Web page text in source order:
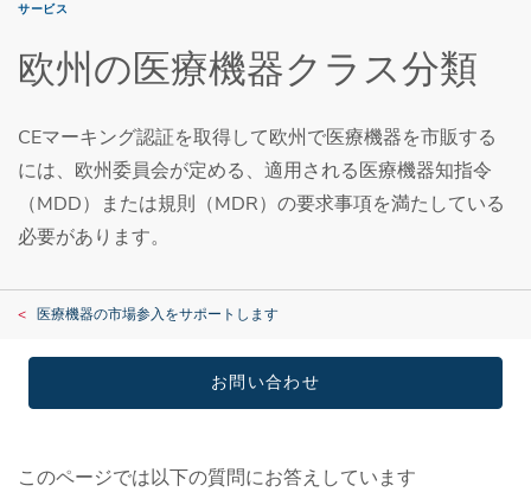
サービス
欧州の医療機器クラス分類
CEマーキング認証を取得して欧州で医療機器を市販する
には、欧州委員会が定める、適用される医療機器知指令
（MDD）または規則（MDR）の要求事項を満たしている
必要があります。
医療機器の市場参入をサポートします
お問い合わせ
このページでは以下の質問にお答えしています